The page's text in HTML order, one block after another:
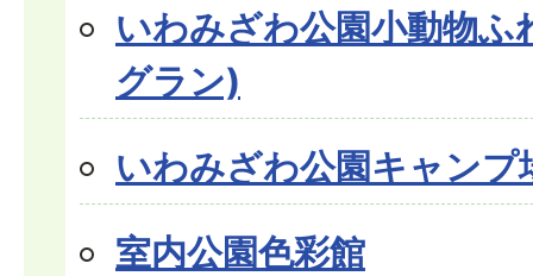
いわみざわ公園小動物ふ
グラン)
いわみざわ公園キャンプ
室内公園色彩館